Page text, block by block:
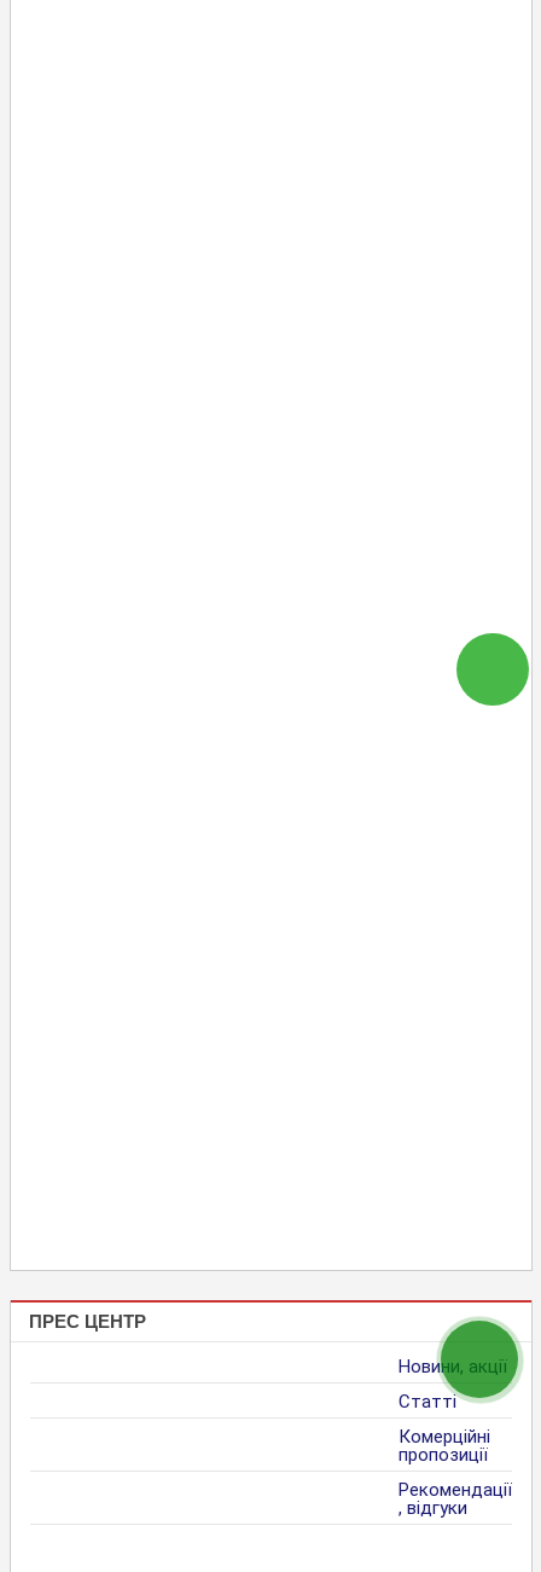
ПРЕС ЦЕНТР
Новини, акції
Статті
Комерційні
пропозиції
Рекомендації
, відгуки